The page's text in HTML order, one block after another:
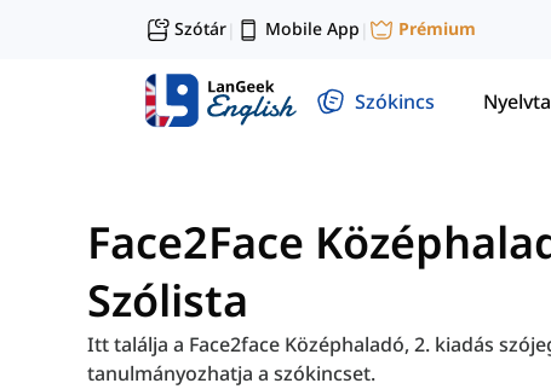
Szótár| Mobile App | Prémium
Szókincs
Face2Face
Szólista
Itt találja a Face2face Középhaladó, 2. kiadás
tanulmányozhatja a szókincset.